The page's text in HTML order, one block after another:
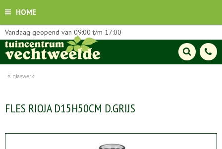
HOME
glaswerk
Vandaag geopend van 09:00 t/m 17:00
FLES RIOJA D15H50CM D.GRIJS